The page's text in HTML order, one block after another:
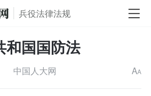
兵役法律法规
和国国防法
中国人大网 AA